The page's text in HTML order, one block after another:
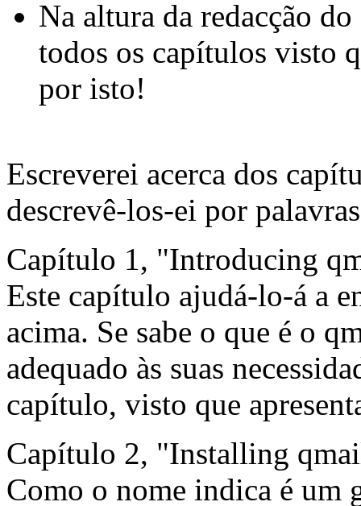
Na altura da redacção
todos os capítulos visto
por isto!
Escreverei acerca dos
descrevê-los-ei por
Capítulo 1, "Introducing
Este capítulo ajudá-lo-á a
acima. Se sabe o que é o
adequado às suas
capítulo, visto que
Capítulo 2, "Installing
Como o nome indica é um